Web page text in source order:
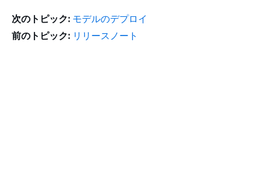
次のトピック: モデルのデプロイ
前のトピック: リリースノート